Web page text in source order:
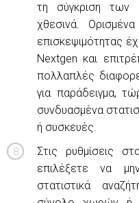
τη σύγκριση των
χθεσινά.
επισκεψιμότητας
Nextgen και
πολλαπλές
για παράδειγμα,
συνδυασμένα
ή συσκευές.
Στις ρυθμίσεις
επιλέξετε να
στατιστικά